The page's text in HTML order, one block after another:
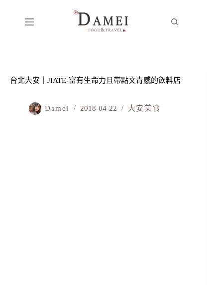
台北大安｜JIATE-富有生命力且帶點文青感的飲料店
Damei 2018-04-22 大安美食